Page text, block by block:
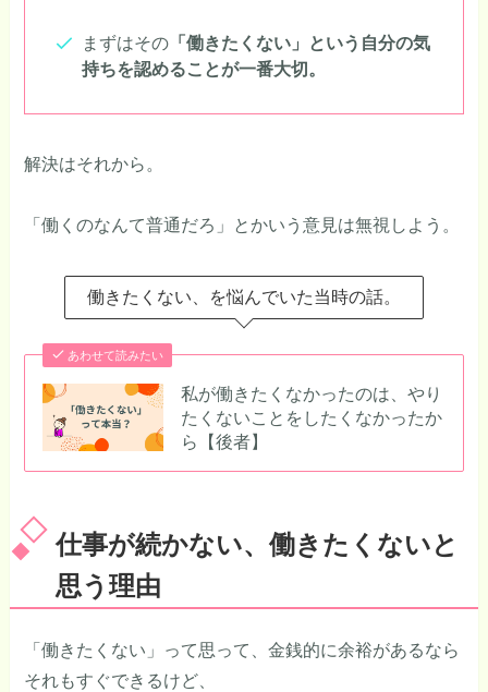
まずはその 「働きたくない」という自分の気
持ちを認めることが一番大切。
解決はそれから。
「働くのなんて普通だろ」とかいう意見は無視しよう。
働きたくない、を悩んでいた当時の話。
あわせて読みたい
私が働きたくなかったのは、やり
たくないことをしたくなかったか
ら【後者】
仕事が続かない、働きたくないと
思う理由
「働きたくない」って思って、金銭的に余裕があるなら
それもすぐできるけど、